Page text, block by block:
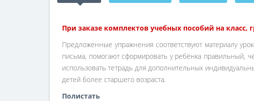
При заказе комплектов учебных пособий на класс,
Предложенные упражнения соответствуют материалу
письма, помогают сформировать у ребёнка правильный,
использовать тетрадь для дополнительных
детей более старшего возраста.
Полистать